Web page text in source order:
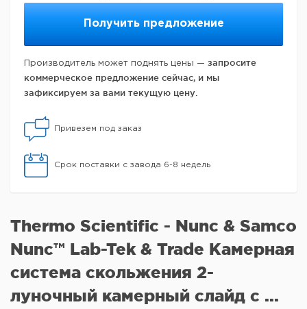
Получить предложение
Производитель может поднять цены — запросите
коммерческое предложение сейчас, и мы
зафиксируем за вами текущую цену.
Привезем под заказ
Срок поставки с завода 6-8 недель
Thermo Scientific - Nunc & Samco
Nunc™ Lab-Tek & Trade Камерная
система скольжения 2-
луночный камерный слайд с ...